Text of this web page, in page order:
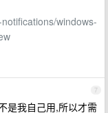
windows-
7
是我自己用,所以才需